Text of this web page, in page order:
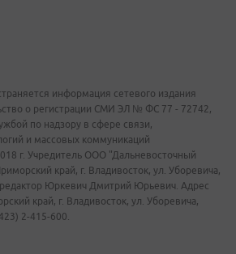
информация сетевого издания
о регистрации СМИ ЭЛ № ФС 77 - 72742,
по надзору в сфере связи,
и массовых коммуникаций
г. Учредитель ООО "Дальневосточный
край, г. Владивосток, ул. Уборевича,
Юркевич Дмитрий Юрьевич. Адрес
край, г. Владивосток, ул. Уборевича,
2-415-600.